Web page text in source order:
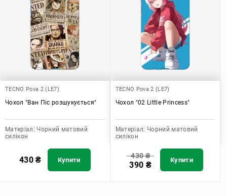
TECNO Pova 2 (LE7)
Чохол "Ван Піс розшукується"
Матеріал: Чорний матовий
силікон
430₴ Купити
TECNO Pova 2 (LE7)
Чохол "02 Little Princess"
Матеріал: Чорний матовий
силікон
430₴
390 ₴ Купити